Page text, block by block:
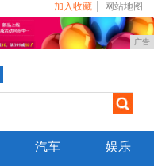
加入收藏 网站地图
广告
汽车 娱乐